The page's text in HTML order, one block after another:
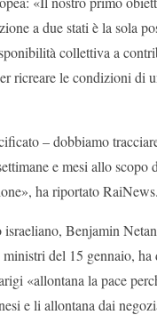
a due stati è la sola
collettiva a
ricreare le condizioni di
– dobbiamo
e mesi allo scopo
ha riportato RaiNews.
Benjamin
del 15 gennaio, ha
«allontana la pace
e li allontana dai